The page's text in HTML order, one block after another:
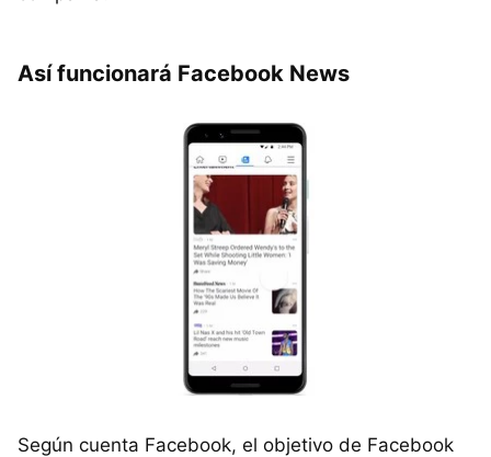
Así funcionará Facebook News
Según cuenta Facebook, el objetivo de Facebook